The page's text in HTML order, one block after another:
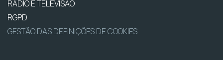
RÁDIO E TELEVISÃO
RGPD
GESTÃO DAS DEFINIÇÕES DE COOKIES